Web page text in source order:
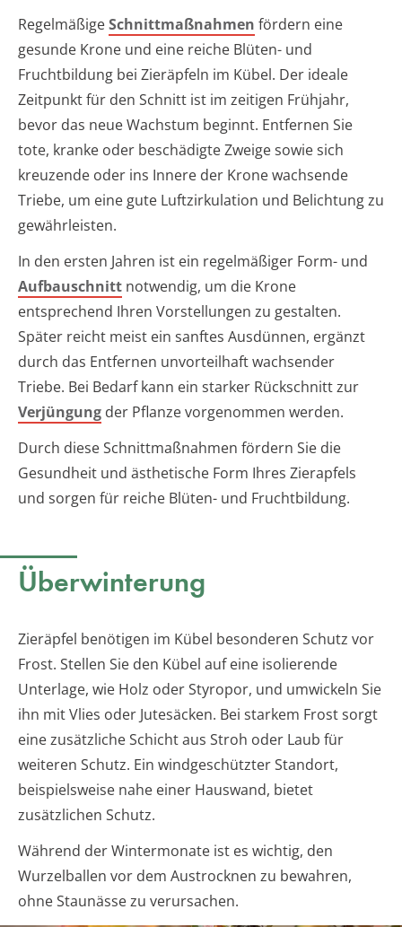
RegelmäßigeSchnittmaßnahmen fördern eine
gesunde Krone und eine reiche Blüten- und
Fruchtbildung bei Zieräpfeln im Kübel. Der ideale
Zeitpunkt für den Schnitt ist im zeitigen Frühjahr,
bevor das neue Wachstum beginnt. Entfernen Sie
tote, kranke oder beschädigte Zweige sowie sich
kreuzende oder ins Innere der Krone wachsende
Triebe, um eine gute Luftzirkulation und Belichtung zu
gewährleisten.
In den ersten Jahren ist ein regelmäßiger Form- und
Aufbauschnitt notwendig, um die Krone
entsprechend Ihren Vorstellungen zu gestalten.
Später reicht meist ein sanftes Ausdünnen, ergänzt
durch das Entfernen unvorteilhaft wachsender
Triebe. Bei Bedarf kann ein starker Rückschnitt zur
Verjüngung der Pflanze vorgenommen werden.
Durch diese Schnittmaßnahmen fördern Sie die
Gesundheit und ästhetische Form Ihres Zierapfels
und sorgen für reiche Blüten- und Fruchtbildung.
Überwinterung
Zieräpfel benötigen im Kübel besonderen Schutz vor
Frost. Stellen Sie den Kübel auf eine isolierende
Unterlage, wie Holz oder Styropor, und umwickeln Sie
ihn mit Vlies oder Jutesäcken. Bei starkem Frost sorgt
eine zusätzliche Schicht aus Stroh oder Laub für
weiteren Schutz. Ein windgeschützter Standort,
beispielsweise nahe einer Hauswand, bietet
zusätzlichen Schutz.
Während der Wintermonate ist es wichtig, den
Wurzelballen vor dem Austrocknen zu bewahren,
ohne Staunässe zu verursachen.